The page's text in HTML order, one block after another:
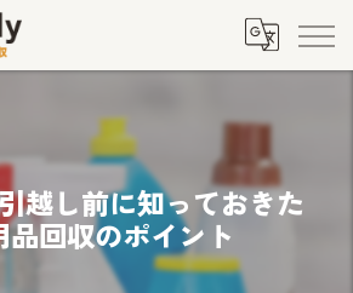
越し前に知っておきた
品回収のポイント